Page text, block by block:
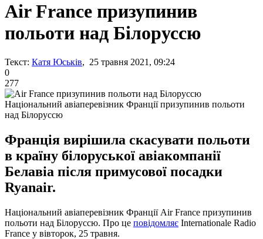
Air France призупинив
польоти над Білоруссю
Текст: Катя Юськів, 25 травня 2021, 09:24
0
277
Національний авіаперевізник Франції призупинив польоти
над Білоруссю
Франція вирішила скасувати польоти
в країну білоруської авіакомпанії
Белавіа після примусової посадки
Ryanair.
Національний авіаперевізник Франції Air France призупинив
польоти над Білоруссю. Про це повідомляє Internationale Radio
France у вівторок, 25 травня.